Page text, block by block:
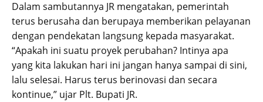
Dalam sambutannya JR mengatakan, pemerintah
terus berusaha dan berupaya memberikan pelayanan
dengan pendekatan langsung kepada masyarakat.
“Apakah ini suatu proyek perubahan? Intinya apa
yang kita lakukan hari ini jangan hanya sampai di sini,
lalu selesai. Harus terus berinovasi dan secara
kontinue,” ujar Plt. Bupati JR.